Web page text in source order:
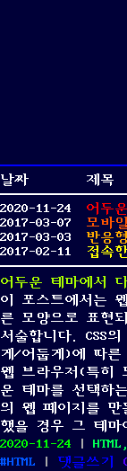
날짜
제목
2020-11-24
어두
2017-03-07
모바
2017-03-03
반응
2017-02-11
어두운 테마에서
이 포스트에서는
른 모양으로 표현
서술합니다. CSS
게/어둡게)에 따른
웹 브라우저(특히
운 테마를 선택하
의 웹 페이지를 만
했을 경우 그 테
Posted
on
2020-11-24
HTML
댓글쓰기
on(